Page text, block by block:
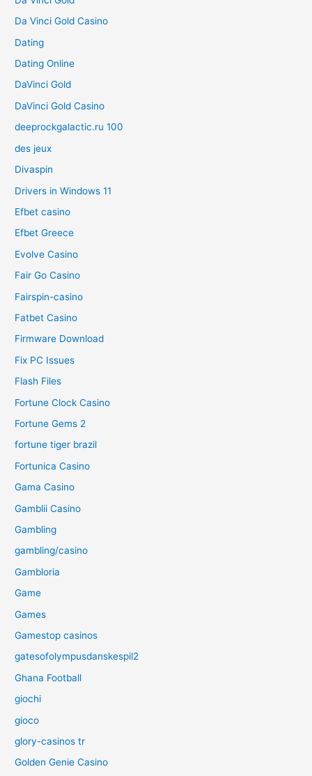
Da Vinci Gold Casino
Dating
Dating Online
DaVinci Gold
DaVinci Gold Casino
deeprockgalactic.ru 100
des jeux
Divaspin
Drivers in Windows 11
Efbet casino
Efbet Greece
Evolve Casino
Fair Go Casino
Fairspin-casino
Fatbet Casino
Firmware Download
Fix PC Issues
Flash Files
Fortune Clock Casino
Fortune Gems 2
fortune tiger brazil
Fortunica Casino
Gama Casino
Gamblii Casino
Gambling
gambling/casino
Gambloria
Game
Games
Gamestop casinos
gatesofolympusdanskespil2
Ghana Football
giochi
gioco
glory-casinos tr
Golden Genie Casino